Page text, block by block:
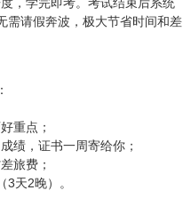
，学完即考。考试结束后系统
需请假奔波，极大节省时间和差
重点；
，证书一周寄给你；
旅费；
天2晚）。